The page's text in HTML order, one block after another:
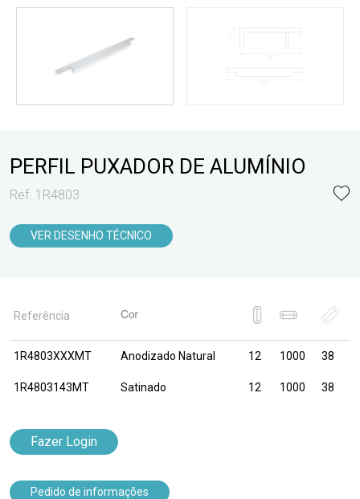
PERFIL PUXADOR DE ALUMÍNIO
Ref. 1R4803
VER DESENHO TÉCNICO
Referência
1R4803XXXMT Anodizado Natural 12 1000 38
1R4803143MT Satinado 12 1000 38
Fazer Login
Pedido de informações